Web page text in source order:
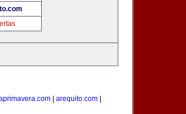
arequito.com